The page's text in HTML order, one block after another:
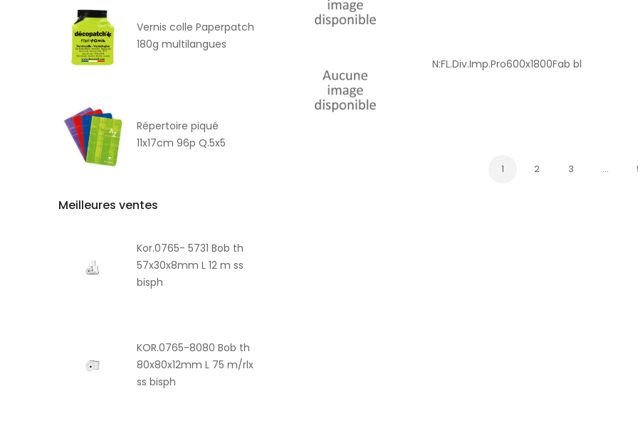
Vernis colle Paperpatch
180g multilangues
Répertoire piqué
11x17cm 96p Q.5x5
Meilleures ventes
Kor.0765- 5731 Bob th
57x30x8mm L 12 m ss
bisph
KOR.0765-8080 Bob th
80x80x12mm L 75 m/rlx
ss bisph
N:FL.Div.Imp.Pro600x1800Fab bl
1 2 3 …